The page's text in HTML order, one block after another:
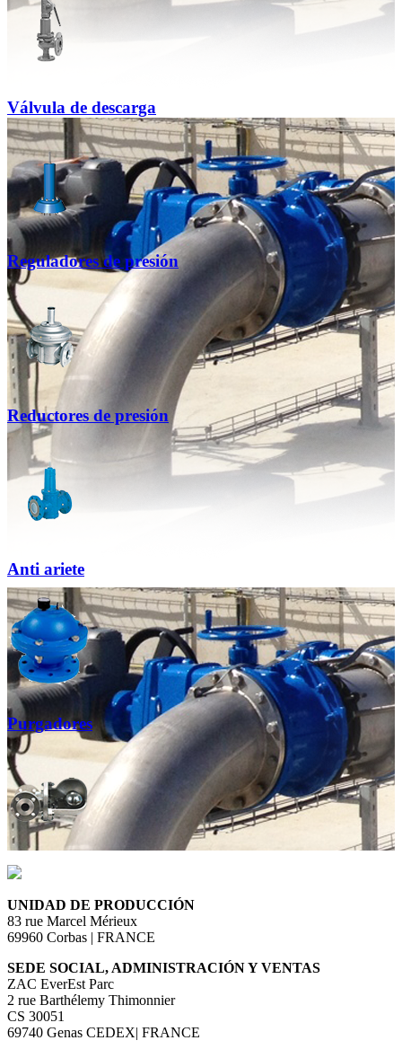
Válvula de descarga
Reguladores de presión
Reductores de presión
Anti ariete
Purgadores
UNIDAD DE PRODUCCIÓN
83 rue Marcel Mérieux
69960 Corbas | FRANCE
SEDE SOCIAL, ADMINISTRACIÓN Y VENTAS
ZAC EverEst Parc
2 rue Barthélemy Thimonnier
CS 30051
69740 Genas CEDEX| FRANCE